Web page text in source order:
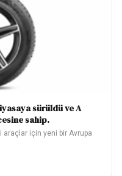
sürüldü ve A
sahip.
için yeni bir Avrupa